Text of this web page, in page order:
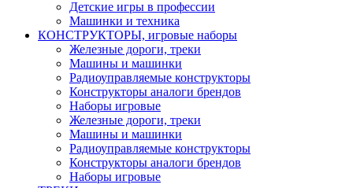
Детские игры в профессии
Машинки и техника
КОНСТРУКТОРЫ, игровые наборы
Железные дороги, треки
Машины и машинки
Радиоуправляемые конструкторы
Конструкторы аналоги брендов
Наборы игровые
Железные дороги, треки
Машины и машинки
Радиоуправляемые конструкторы
Конструкторы аналоги брендов
Наборы игровые